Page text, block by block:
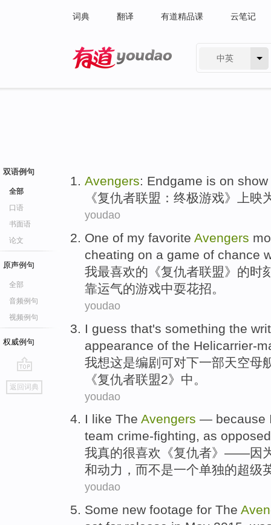
词典 翻译 有道精品课 云笔记
中英
双语例句
全部
口语
书面语
论文
原声例句
全部
音频例句
视频例句
权威例句
go
top
返回词典
Avengers: Endgame is on show
《复仇者联盟：终极游戏》 上映
youdao
One of my favorite Avengers
cheating on a game of chance
我最喜欢的 《复仇者联盟》的时
靠运气的游戏中耍花招。
youdao
I guess that's something the
appearance of the Helicarrier-
我想这是编剧可对下一部天空母
《复仇者联盟2》中。
youdao
I like The Avengers — because
team crime-fighting, as opposed
我真的很喜欢 《复仇者》——因
和动力 ，而不是一个单独的超级
youdao
Some new footage for The